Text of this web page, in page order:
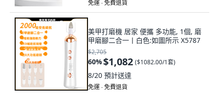
免運 ∙ 免費退貨
美甲打磨機 居家 便攜 多功能, 1個, 磨
甲磨腳二合一丨白色:如圖所示 X5787
$2,705
60%$1,082 ($1082.00/1套)
8/20 預計送達
免運 ∙ 免費退貨